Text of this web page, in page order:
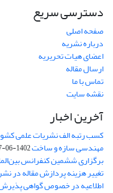
دسترسی سریع
صفحه اصلی
درباره نشریه
اعضای هیات تحریریه
ارسال مقاله
تماس با ما
نقشه سایت
آخرین اخبار
کسب رتبه الف نشریات علمی
مهندسی سازه و ساخت1402-06-17
برگزاری ششمین کنفرانس
تغییر هزینه پردازش مقاله در
اطلاعیه در خصوص گواهی